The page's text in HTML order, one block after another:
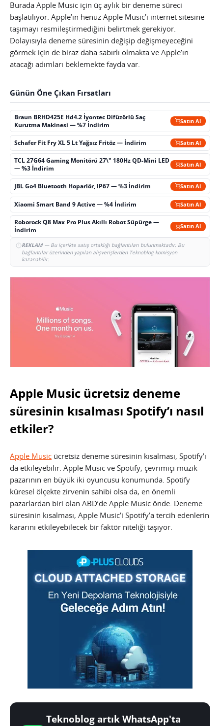
Burada Apple Music için üç aylık bir deneme süreci
başlatılıyor. Apple’ın henüz Apple Music’i internet sitesine
taşımayı resmileştirmediğini belirtmek gerekiyor.
Dolayısıyla deneme süresinin değişip değişmeyeceğini
görmek için de biraz daha sabırlı olmakta ve Apple’ın
atacağı adımları beklemekte fayda var.
Günün Öne Çıkan Fırsatları
Braun BRHD425E Hd4.2 İyontec Difüzörlü Saç
Kurutma Makinesi — %7 İndirim
Satın Al
Schafer Fit Fry XL 5 Lt Yağsız Fritöz — İndirim Satın Al
TCL 27G64 Gaming Monitörü 27\" 180Hz QD-Mini LED
— %3 İndirim
Satın Al
JBL Go4 Bluetooth Hoparlör, IP67 — %3 İndirim Satın Al
Xiaomi Smart Band 9 Active — %4 İndirim Satın Al
Roborock Q8 Max Pro Plus Akıllı Robot Süpürge —
İndirim
Satın Al
REKLAM— Bu içerikte satış ortaklığı bağlantıları bulunmaktadır. Bu
bağlantılar üzerinden yapılan alışverişlerden Teknoblog komisyon
kazanabilir.
Apple Music ücretsiz deneme
süresinin kısalması Spotify’ı nasıl
etkiler?
Apple Music ücretsiz deneme süresinin kısalması, Spotify’ı
da etkileyebilir. Apple Music ve Spotify, çevrimiçi müzik
pazarının en büyük iki oyuncusu konumunda. Spotify
küresel ölçekte zirvenin sahibi olsa da, en önemli
pazarlardan biri olan ABD’de Apple Music önde. Deneme
süresinin kısalması, Apple Music’i Spotify’a tercih edenlerin
kararını etkileyebilecek bir faktör niteliği taşıyor.
Teknoblog artık WhatsApp'ta